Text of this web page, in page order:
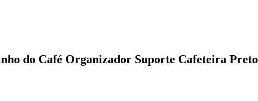
do Café Organizador Suporte Cafeteira Preto